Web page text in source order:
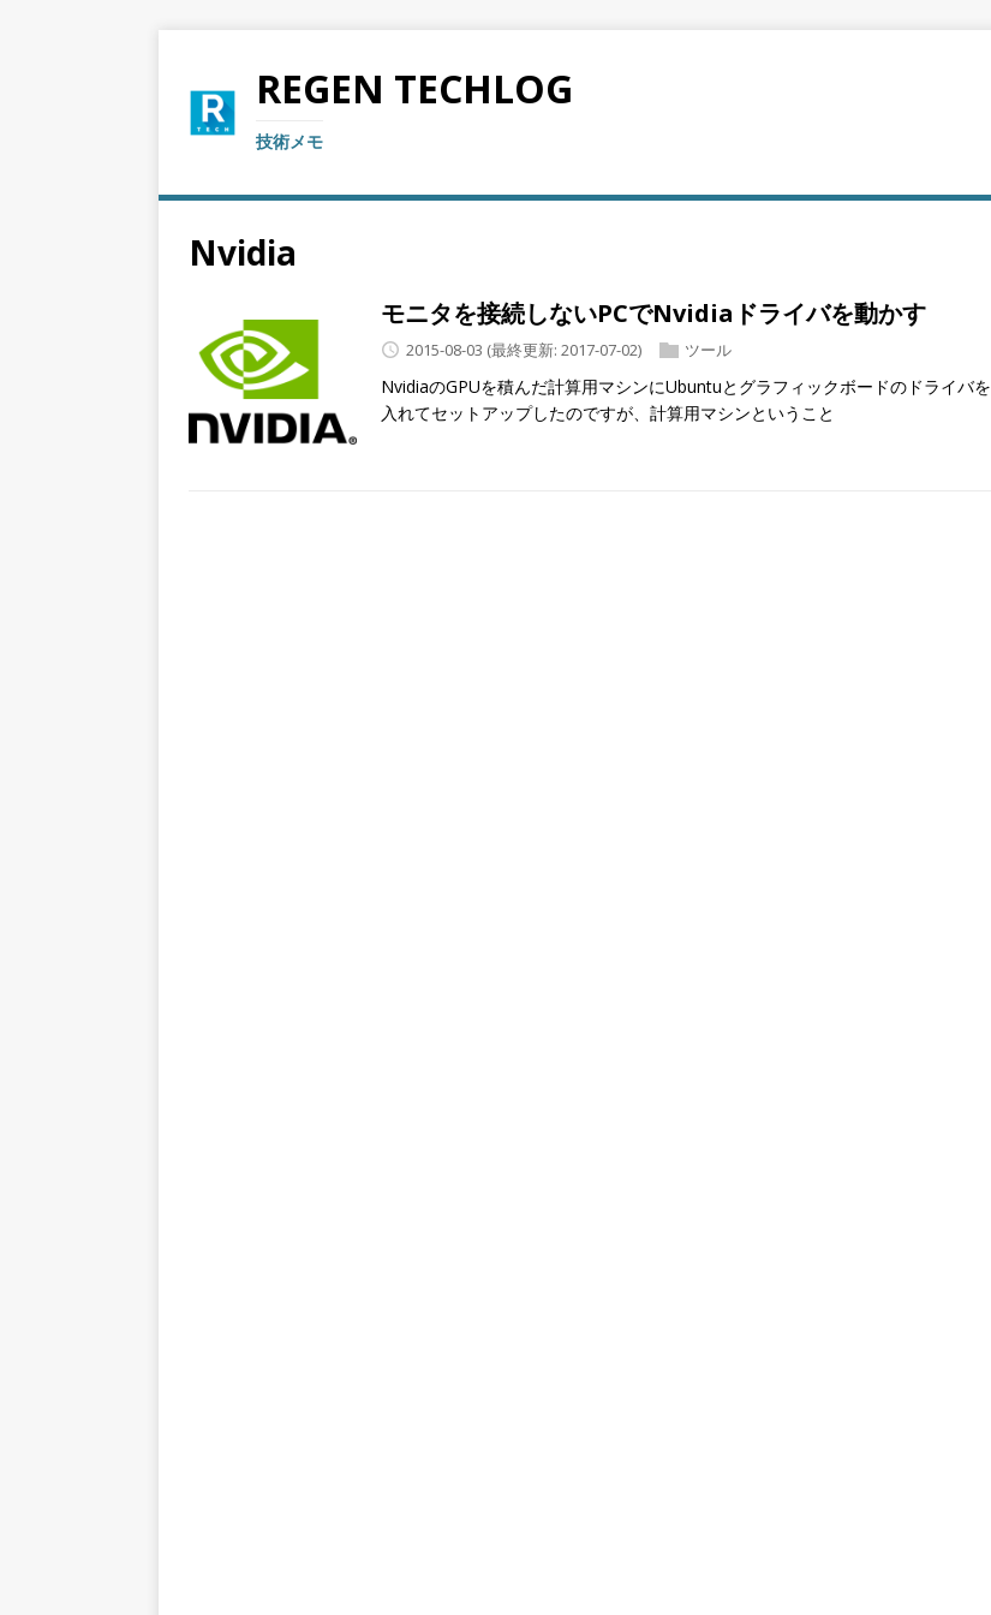
REGEN TECHLOG
技術メモ
Nvidia
モニタを接続しないPCでNvidiaドライバを動かす
2015-08-03 (最終更新: 2017-07-02) ツール
NvidiaのGPUを積んだ計算用マシンにUbuntuとグラフィックボードのドライバを
入れてセットアップしたのですが、計算用マシンということ